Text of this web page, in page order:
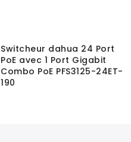
Switcheur dahua 24 Port
PoE avec 1 Port Gigabit
Combo PoE PFS3125-24ET-
190